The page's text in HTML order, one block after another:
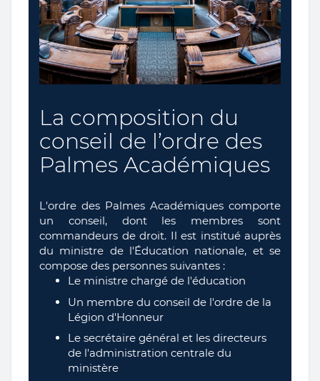
La composition du
conseil de l’ordre des
Palmes Académiques
L'ordre des Palmes Académiques comporte
un conseil, dont les membres sont
commandeurs de droit. Il est institué auprès
du ministre de l'Éducation nationale, et se
compose des personnes suivantes :
Le ministre chargé de l'éducation
Un membre du conseil de l'ordre de la
Légion d'Honneur
Le secrétaire général et les directeurs
de l'administration centrale du
ministère